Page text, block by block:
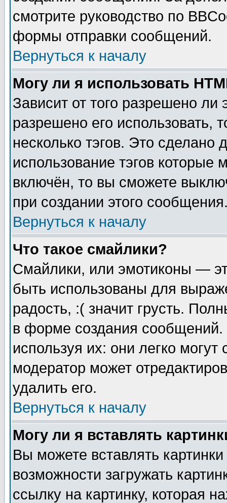
смотрите руководство по
формы отправки сообщений.
Вернуться к началу
Могу ли я использовать
Зависит от того разрешено
разрешено его использовать,
несколько тэгов. Это сделано
использование тэгов
включён, то вы сможете
при создании этого
Вернуться к началу
Что такое смайлики?
Смайлики, или эмотиконы —
быть использованы для
радость, :( значит грусть.
в форме создания сообщений.
используя их: они легко
модератор может
удалить его.
Вернуться к началу
Могу ли я вставлять
Вы можете вставлять
возможности загружать
ссылку на картинку, которая